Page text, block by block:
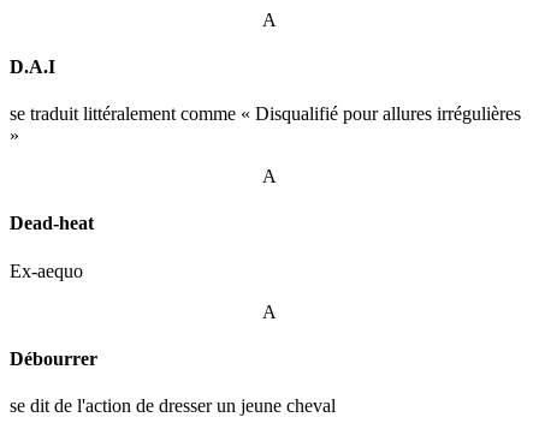
A
D.A.I
se traduit littéralement comme « Disqualifié pour allures irrégulières
»
A
Dead-heat
Ex-aequo
A
Débourrer
se dit de l'action de dresser un jeune cheval